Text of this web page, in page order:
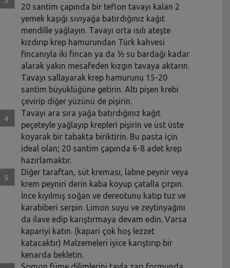
20 santim çapında bir teflon tavayı kalan 2
yemek kaşığı sıvıyağa batırdığınız kağıt
mendille yağlayın. Tavayı orta ısılı ateşte
kızdırıp krep hamurundan Türk kahvesi
fincanıyla iki fincan ya da ½ su bardağı kadar
alarak yakın mesafeden kızgın tavaya aktarın.
Tavayı sallayarak krep hamurunu 15-20
santim büyüklüğüne getirin. Altı pişen krebi
çevirip diğer yüzünü de pişirin.
Tavayı ara sıra yağa batırdığınız kağıt
peçeteyle yağlayıp krepleri pişirin ve üst üste
koyarak bir tabakta biriktirin. Bu pasta için
ideal olan; 20 santim çapında 6-8 adet krep
hazırlamaktır.
Diğer taraftan, süt kreması, labne peynir veya
krem peyniri derin kaba koyup çatalla çırpın.
İnce kıyılmış soğan ve dereotunu katıp tuz ve
karabiberi serpin. Limon suyu ve zeytinyağını
da ilave edip karıştırmaya devam edin. Varsa
kapariyi katın. (kapari çok hoş lezzet
katacaktır) Malzemeleri iyice karıştırıp bir
kenarda bekletin.